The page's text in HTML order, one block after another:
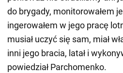
do brygady, monitorowałem
ingerowałem w jego pracę
musiał uczyć się sam, miał
inni jego bracia, latał i
powiedział Parchomenko.